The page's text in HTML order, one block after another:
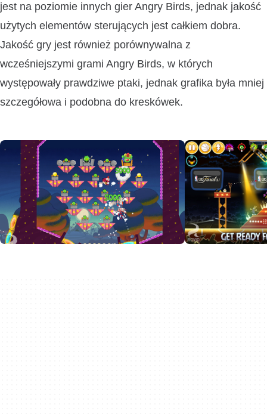
jest na poziomie innych gier Angry Birds, jednak jakość
użytych elementów sterujących jest całkiem dobra.
Jakość gry jest również porównywalna z
wcześniejszymi grami Angry Birds, w których
występowały prawdziwe ptaki, jednak grafika była mniej
szczegółowa i podobna do kreskówek.